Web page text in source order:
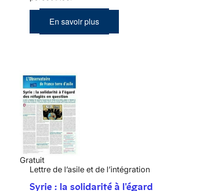
En savoir plus
Gratuit
Lettre de l’asile et de l’intégration
Syrie : la solidarité à l'égard